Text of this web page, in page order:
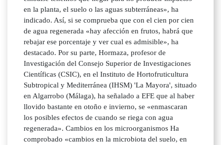
en la planta, el suelo o las aguas subterráneas», ha
indicado. Así, si se comprueba que con el cien por cien
de agua regenerada «hay afección en frutos, habrá que
rebajar ese porcentaje y ver cual es admisible», ha
destacado. Por su parte, Hormaza, profesor de
Investigación del Consejo Superior de Investigaciones
Científicas (CSIC), en el Instituto de Hortofruticultura
Subtropical y Mediterránea (IHSM) 'La Mayora', situado
en Algarrobo (Málaga), ha señalado a EFE que al haber
llovido bastante en otoño e invierno, se «enmascaran
los posibles efectos de cuando se riega con agua
regenerada». Cambios en los microorganismos Ha
comprobado «cambios en la microbiota del suelo, en